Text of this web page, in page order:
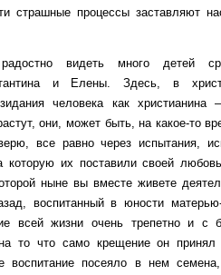
страшные процессы заставляют
видеть много детей
и Елены. Здесь, в
человека как
они, может быть, на какое-то
все равно через испытания,
которую их поставили своей
ныне вы вместе живете
воспитанный в юности
всей жизни очень трепетно и с
то что само крещение он
воспитание посеяло в нем